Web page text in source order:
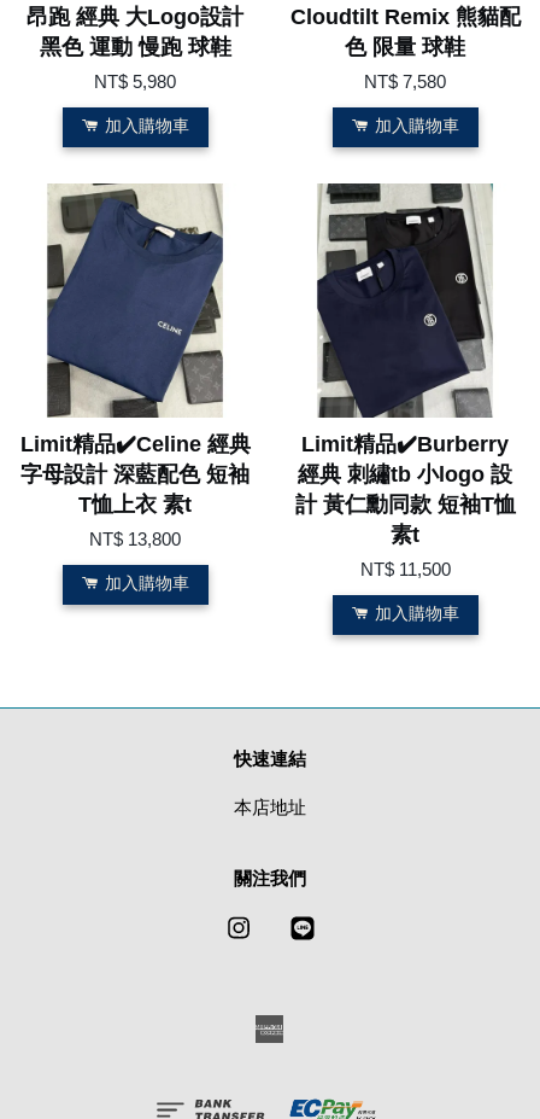
昂跑 經典 大Logo設計
黑色 運動 慢跑 球鞋
NT$ 5,980
加入購物車
Cloudtilt Remix 熊貓配
色 限量 球鞋
NT$ 7,580
加入購物車
Limit精品✔️Celine 經典
字母設計 深藍配色 短袖
T恤上衣 素t
NT$ 13,800
加入購物車
Limit精品✔️Burberry
經典 刺繡tb 小logo 設
計 黃仁勳同款 短袖T恤
素t
NT$ 11,500
加入購物車
快速連結
本店地址
關注我們
Instagram